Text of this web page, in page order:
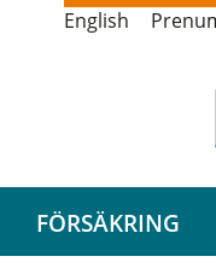
English
FÖRSÄKRING